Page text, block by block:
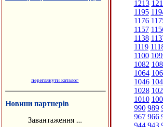
переглянути каталог
Новини партнерів
Завантаження ...
1213
1195
1176
1157
1138
1119
1100
1082
1064
1046
1028
1010
990 989
967 966
944 943